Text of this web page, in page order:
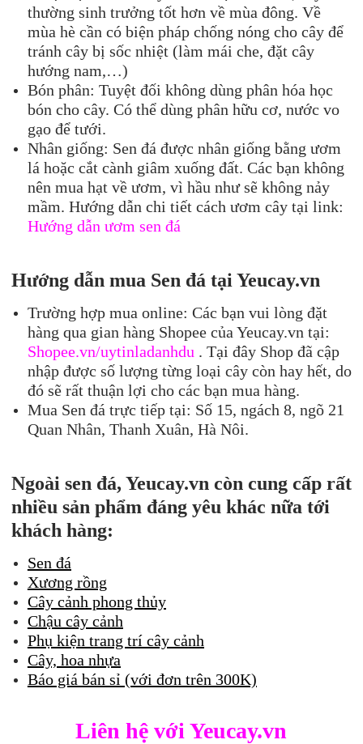
thường sinh trưởng tốt hơn về mùa đông. Về
mùa hè cần có biện pháp chống nóng cho cây để
tránh cây bị sốc nhiệt (làm mái che, đặt cây
hướng nam,…)
Bón phân: Tuyệt đối không dùng phân hóa học
bón cho cây. Có thể dùng phân hữu cơ, nước vo
gạo để tưới.
Nhân giống: Sen đá được nhân giống bằng ươm
lá hoặc cắt cành giâm xuống đất. Các bạn không
nên mua hạt về ươm, vì hầu như sẽ không nảy
mầm. Hướng dẫn chi tiết cách ươm cây tại link:
Hướng dẫn ươm sen đá
Hướng dẫn mua Sen đá tại Yeucay.vn
Trường hợp mua online: Các bạn vui lòng đặt
hàng qua gian hàng Shopee của Yeucay.vn tại:
Shopee.vn/uytinladanhdu . Tại đây Shop đã cập
nhập được số lượng từng loại cây còn hay hết, do
đó sẽ rất thuận lợi cho các bạn mua hàng.
Mua Sen đá trực tiếp tại: Số 15, ngách 8, ngõ 21
Quan Nhân, Thanh Xuân, Hà Nôi.
Ngoài sen đá, Yeucay.vn còn cung cấp rất
nhiều sản phẩm đáng yêu khác nữa tới
khách hàng:
Sen đá
Xương rồng
Cây cảnh phong thủy
Chậu cây cảnh
Phụ kiện trang trí cây cảnh
Cây, hoa nhựa
Báo giá bán sỉ (với đơn trên 300K)
Liên hệ với Yeucay.vn